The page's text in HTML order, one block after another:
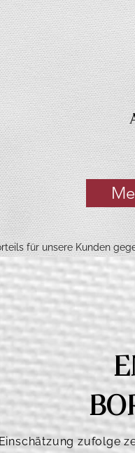
für unsere Kunden
zufolge